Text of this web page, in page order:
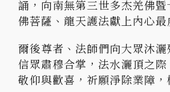
誦，向南無第三世多杰羌佛
佛菩薩、龍天護法獻上內心最
爾後尊者、法師們向大眾沐灑
信眾肅穆合掌，法水灑頂之
敬仰與歡喜，祈願淨除業障，